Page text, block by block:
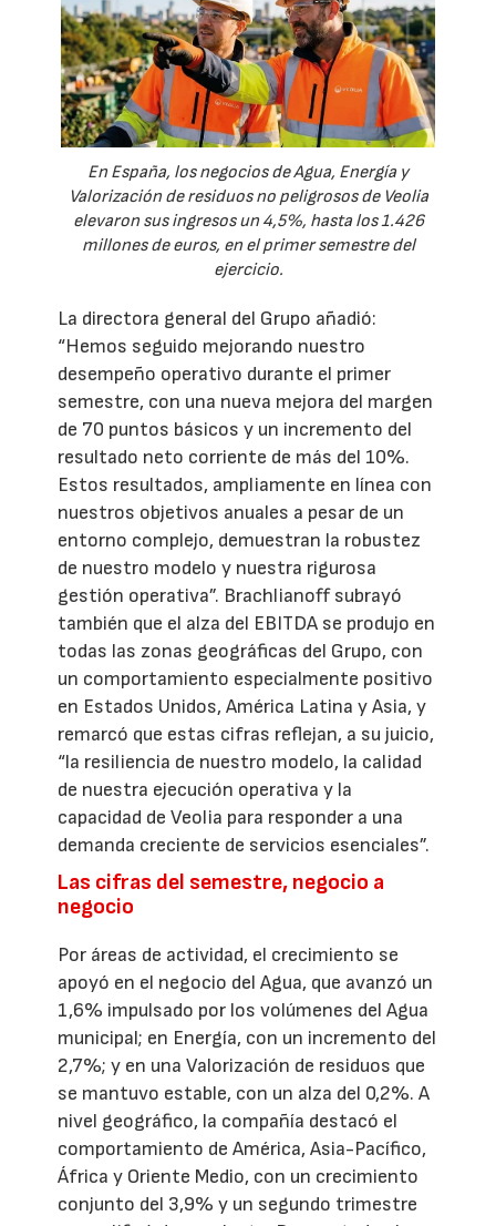
En España, los negocios de Agua, Energía y
Valorización de residuos no peligrosos de Veolia
elevaron sus ingresos un 4,5%, hasta los 1.426
millones de euros, en el primer semestre del
ejercicio.
La directora general del Grupo añadió:
“Hemos seguido mejorando nuestro
desempeño operativo durante el primer
semestre, con una nueva mejora del margen
de 70 puntos básicos y un incremento del
resultado neto corriente de más del 10%.
Estos resultados, ampliamente en línea con
nuestros objetivos anuales a pesar de un
entorno complejo, demuestran la robustez
de nuestro modelo y nuestra rigurosa
gestión operativa”. Brachlianoff subrayó
también que el alza del EBITDA se produjo en
todas las zonas geográficas del Grupo, con
un comportamiento especialmente positivo
en Estados Unidos, América Latina y Asia, y
remarcó que estas cifras reflejan, a su juicio,
“la resiliencia de nuestro modelo, la calidad
de nuestra ejecución operativa y la
capacidad de Veolia para responder a una
demanda creciente de servicios esenciales”.
Las cifras del semestre, negocio a
negocio
Por áreas de actividad, el crecimiento se
apoyó en el negocio del Agua, que avanzó un
1,6% impulsado por los volúmenes del Agua
municipal; en Energía, con un incremento del
2,7%; y en una Valorización de residuos que
se mantuvo estable, con un alza del 0,2%. A
nivel geográfico, la compañía destacó el
comportamiento de América, Asia-Pacífico,
África y Oriente Medio, con un crecimiento
conjunto del 3,9% y un segundo trimestre